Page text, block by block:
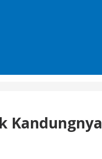
Kandungnya